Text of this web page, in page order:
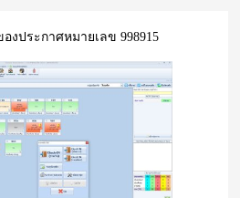
งประกาศหมายเลข 998915